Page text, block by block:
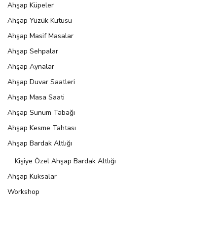
Ahşap Küpeler
Ahşap Yüzük Kutusu
Ahşap Masif Masalar
Ahşap Sehpalar
Ahşap Aynalar
Ahşap Duvar Saatleri
Ahşap Masa Saati
Ahşap Sunum Tabağı
Ahşap Kesme Tahtası
Ahşap Bardak Altlığı
Kişiye Özel Ahşap Bardak Altlığı
Ahşap Kuksalar
Workshop